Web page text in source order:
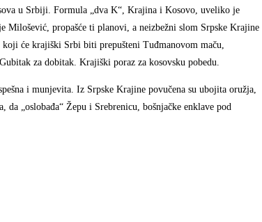
u Srbiji. Formula „dva K“, Krajina i Kosovo, uveliko je
Milošević, propašće ti planovi, a neizbežni slom Srpske Krajine
će krajiški Srbi biti prepušteni Tuđmanovom maču,
za dobitak. Krajiški poraz za kosovsku pobedu.
i munjevita. Iz Srpske Krajine povučena su ubojita oružja,
„oslobađa“ Žepu i Srebrenicu, bošnjačke enklave pod